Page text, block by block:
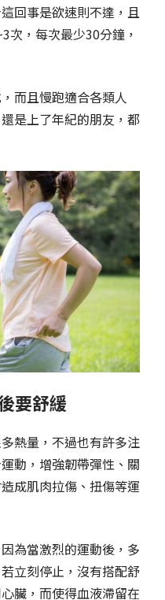
回事是欲速則不達，且
次，每次最少30分鐘，
而且慢跑適合各類人
是上了年紀的朋友，都
要舒緩
熱量，不過也有許多注
動，增強韌帶彈性、關
成肌肉拉傷、扭傷等運
為當激烈的運動後，多
立刻停止，沒有搭配舒
臟，而使得血液滯留在